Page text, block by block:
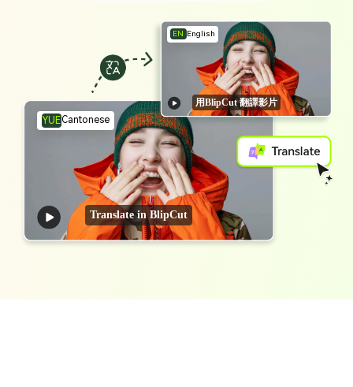
YUECantonese
EN English
Translate in BlipCut
用BlipCut 翻譯影片